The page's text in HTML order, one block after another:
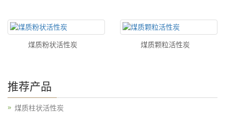
煤质粉状活性炭 煤质颗粒活性炭
推荐产品
煤质柱状活性炭